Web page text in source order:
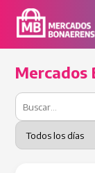
Mercados